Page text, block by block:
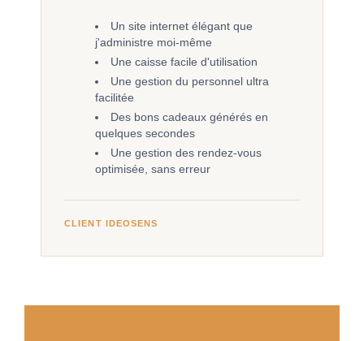
Un site internet élégant que
j'administre moi-même
Une caisse facile d'utilisation
Une gestion du personnel ultra
facilitée
Des bons cadeaux générés en
quelques secondes
Une gestion des rendez-vous
optimisée, sans erreur
CLIENT IDEOSENS